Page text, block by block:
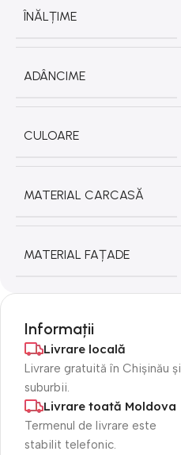
ÎNĂLȚIME
ADÂNCIME
CULOARE
MATERIAL CARCASĂ
MATERIAL FAȚADE
Informații
Livrare locală
Livrare gratuită în Chișinău și
suburbii.
Livrare toată Moldova
Termenul de livrare este
stabilit telefonic.